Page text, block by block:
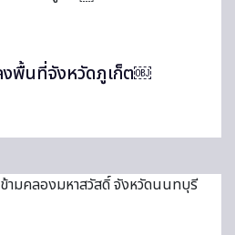
งพื้นที่จังหวัดภูเก็ต￼